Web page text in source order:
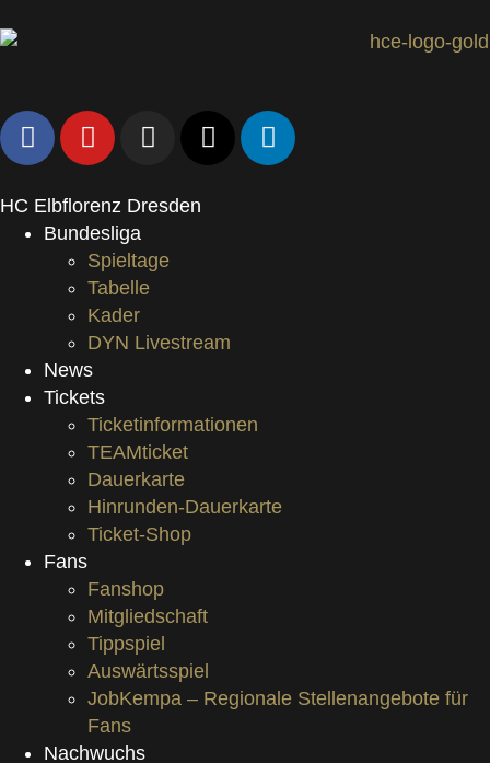
HC Elbflorenz Dresden
Bundesliga
Spieltage
Tabelle
Kader
DYN Livestream
News
Tickets
Ticketinformationen
TEAMticket
Dauerkarte
Hinrunden-Dauerkarte
Ticket-Shop
Fans
Fanshop
Mitgliedschaft
Tippspiel
Auswärtsspiel
JobKempa – Regionale Stellenangebote für
Fans
Nachwuchs